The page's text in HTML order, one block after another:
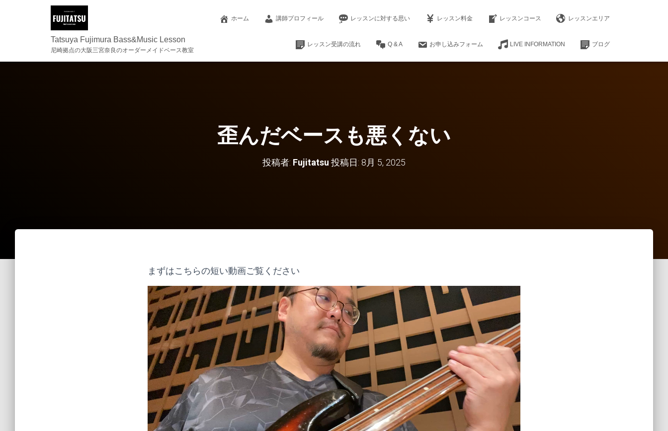
Tatsuya Fujimura Bass&Music Lesson
尼崎拠点の大阪三宮奈良のオーダーメイドベース教室
ホーム 講師プロフィール レッスンに対する思い レッスン料金 レッスンコース レッスンエリア
レッスン受講の流れ Q & A お申し込みフォーム LIVE INFORMATION ブログ
歪んだベースも悪くない
投稿者: Fujitatsu 投稿日: 8月 5, 2025
まずはこちらの短い動画ご覧ください